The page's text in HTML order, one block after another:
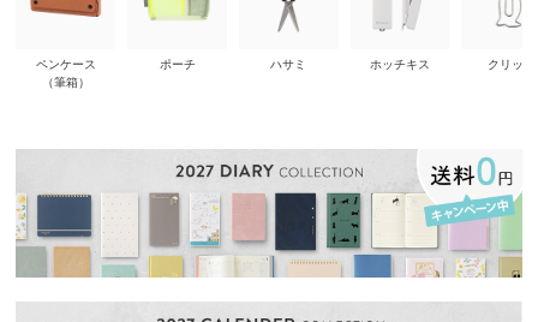
ペンケース
（筆箱）
ポーチ ハサミ ホッチキス クリップ